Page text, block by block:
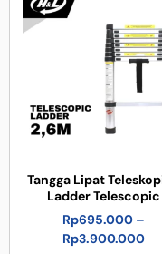
Tangga Lipat
Ladder Telescopic
Rp695.000 –
Rp3.900.000